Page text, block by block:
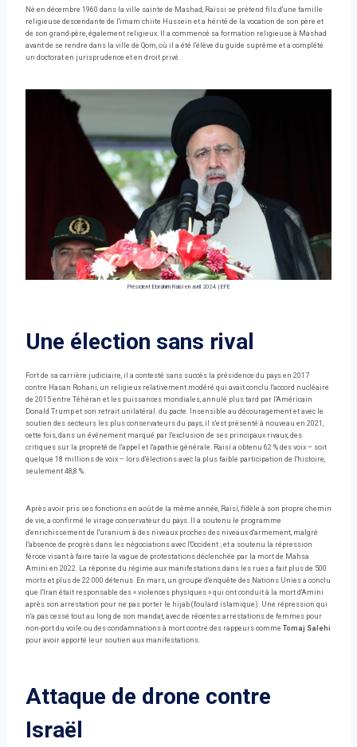
Né en décembre 1960 dans la ville sainte de Mashad, Raïssi se prétend fils d'une famille
religieuse descendante de l'imam chiite Hussein et a hérité de la vocation de son père et
de son grand-père, également religieux. Il a commencé sa formation religieuse à Mashad
avant de se rendre dans la ville de Qom, où il a été l'élève du guide suprême et a complété
un doctorat en jurisprudence et en droit privé.
Président Ebrahim Raisí en avril 2024.| EFE
Une élection sans rival
Fort de sa carrière judiciaire, il a contesté sans succès la présidence du pays en 2017
contre Hasan Rohani, un religieux relativement modéré qui avait conclu l'accord nucléaire
de 2015 entre Téhéran et les puissances mondiales, annulé plus tard par l'Américain
Donald Trump et son retrait unilatéral. du pacte. Insensible au découragement et avec le
soutien des secteurs les plus conservateurs du pays, il s'est présenté à nouveau en 2021,
cette fois, dans un événement marqué par l'exclusion de ses principaux rivaux, des
critiques sur la propreté de l'appel et l'apathie générale. Raisí a obtenu 62 % des voix – soit
quelque 18 millions de voix – lors d'élections avec la plus faible participation de l'histoire,
seulement 48,8 %.
Après avoir pris ses fonctions en août de la même année, Raïsí, fidèle à son propre chemin
de vie, a confirmé le virage conservateur du pays. Il a soutenu le programme
d'enrichissement de l'uranium à des niveaux proches des niveaux d'armement, malgré
l'absence de progrès dans les négociations avec l'Occident ; et a soutenu la répression
féroce visant à faire taire la vague de protestations déclenchée par la mort de Mahsa
Amini en 2022. La réponse du régime aux manifestations dans les rues a fait plus de 500
morts et plus de 22 000 détenus. En mars, un groupe d'enquête des Nations Unies a conclu
que l'Iran était responsable des « violences physiques » qui ont conduit à la mort d'Amini
après son arrestation pour ne pas porter le hijab (foulard islamique). Une répression qui
n'a pas cessé tout au long de son mandat, avec de récentes arrestations de femmes pour
non-port du voile ou des condamnations à mort contre des rappeurs commeTomaj Salehi
pour avoir apporté leur soutien aux manifestations.
Attaque de drone contre
Israël